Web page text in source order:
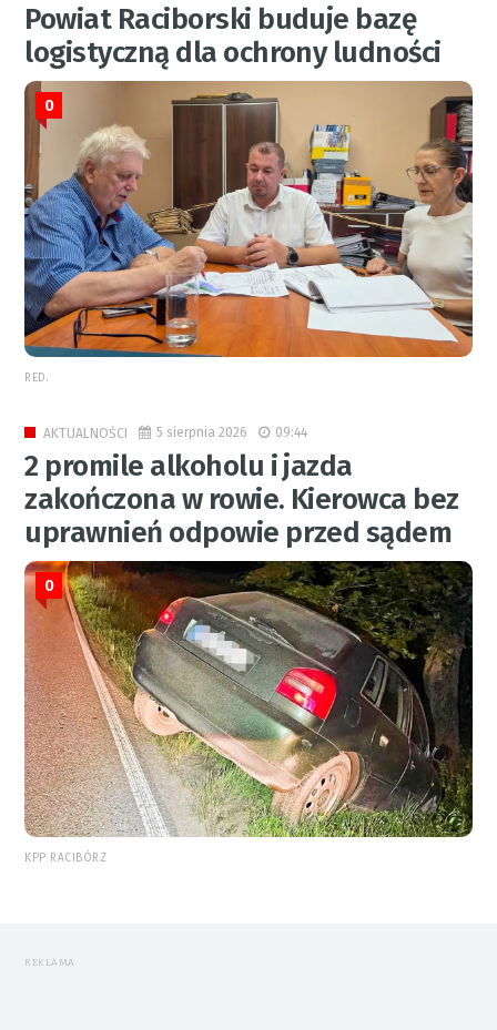
Powiat Raciborski buduje bazę
logistyczną dla ochrony ludności
0
RED.
AKTUALNOŚCI 5 sierpnia 2026 09:44
2 promile alkoholu i jazda
zakończona w rowie. Kierowca bez
uprawnień odpowie przed sądem
0
KPP RACIBÓRZ
REKLAMA